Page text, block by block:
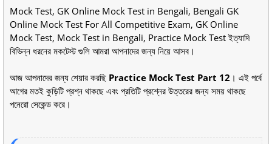
Mock Test, GK Online Mock Test in Bengali, Bengali GK
Online Mock Test For All Competitive Exam, GK Online
Mock Test, Mock Test in Bengali, Practice Mock Test ইত্যাদি
বিভিন্ন ধরনের মকটেস্ট গুলি আমরা আপনাদের জন্য নিয়ে আসব।
আজ আপনাদের জন্য শেয়ার করছি Practice Mock Test Part 12 । এই পর্বে
আগের মতই কুড়িটি প্রশ্ন থাকছে এবং প্রতিটি প্রশ্নের উত্তরের জন্য সময় থাকছে
পনেরো সেকেন্ড করে।